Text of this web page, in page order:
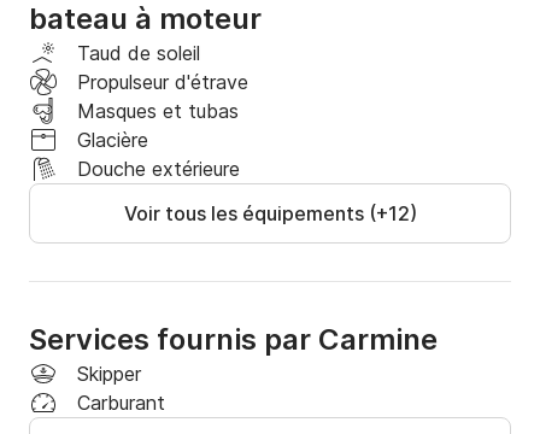
expérience de luxe.
?‍✈️ Professionnalisme : Skipper inclus pour assurer
sécurité et compétence.
? Confort et Détente : Apéritif et boissons offerts,
avec serviettes incluses pour un confort optimal.
? Puissance et performance : 290 chevaux pour une
navigation fluide et rapide.
? Capacité : Idéal pour les groupes, avec une capacité
de 12 invités plus skipper.
? Réservez maintenant et découvrez les merveilles
bateau à moteur
Taud de soleil
Propulseur d'étrave
Masques et tubas
Glacière
Douche extérieure
Voir tous les équipements (+12)
Services fournis par Carmine
Skipper
Carburant